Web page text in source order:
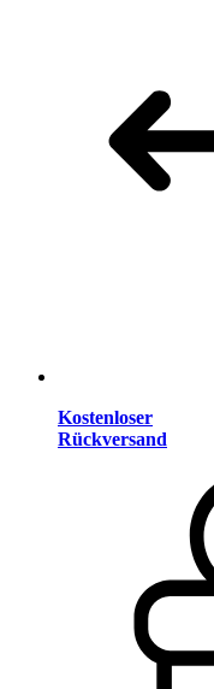
Kostenloser
Rückversand